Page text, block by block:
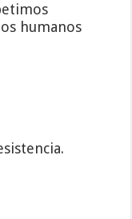
humanos